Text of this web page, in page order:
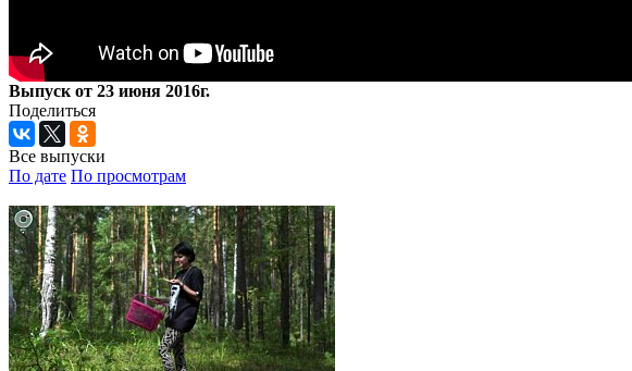
Выпуск от 23 июня 2016г.
Поделиться
Все выпуски
По дате По просмотрам